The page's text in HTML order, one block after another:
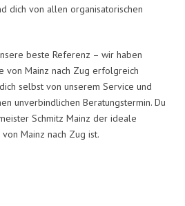
dich von allen organisatorischen
beste Referenz – wir haben
von Mainz nach Zug erfolgreich
selbst von unserem Service und
unverbindlichen Beratungstermin. Du
Schmitz Mainz der ideale
Mainz nach Zug ist.